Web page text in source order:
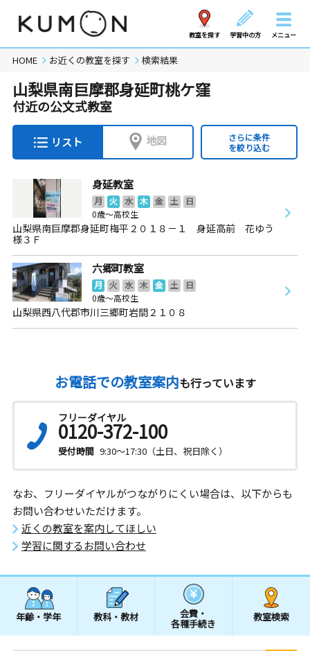
教室を探す 学習中の方 メニュー
HOME お近くの教室を探す 検索結果
山梨県南巨摩郡身延町桃ケ窪
付近の公文式教室
リスト 地図
さらに条件
を絞り込む
身延教室
月 火 水 木 金 土
日
0歳～高校生
山梨県南巨摩郡身延町梅平２０１８－１ 身延高前 花ゆう
様３Ｆ
六郷町教室
月 火 水 木 金 土
日
0歳～高校生
山梨県西八代郡市川三郷町岩間２１０８
お電話での教室案内も行っています
フリーダイヤル
0120-372-100
受付時間 9:30～17:30（土日、祝日除く）
なお、フリーダイヤルがつながりにくい場合は、以下からも
お問い合わせいただけます。
近くの教室を案内してほしい
学習に関するお問い合わせ
年齢・学年 教科・教材 会費・
各種手続き
教室検索